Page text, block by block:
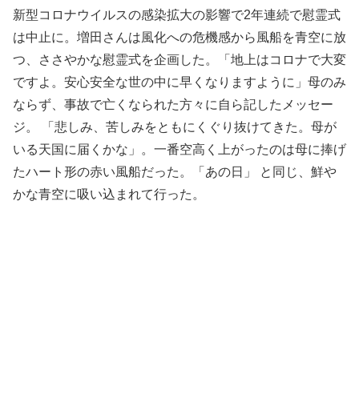
新型コロナウイルスの感染拡大の影響で2年連続で慰霊式
は中止に。増田さんは風化への危機感から風船を青空に放
つ、ささやかな慰霊式を企画した。「地上はコロナで大変
ですよ。安心安全な世の中に早くなりますように」母のみ
ならず、事故で亡くなられた方々に自ら記したメッセー
ジ。 「悲しみ、苦しみをともにくぐり抜けてきた。母が
いる天国に届くかな」。一番空高く上がったのは母に捧げ
たハート形の赤い風船だった。「あの日」 と同じ、鮮や
かな青空に吸い込まれて行った。